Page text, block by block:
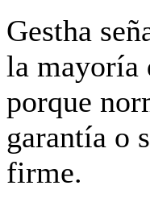
Gestha
la mayoría
porque
garantía o
firme.